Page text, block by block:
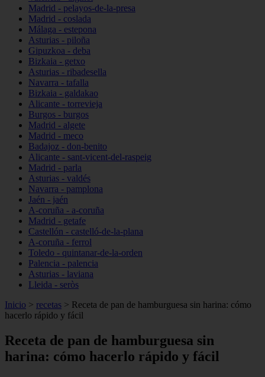
Madrid - pelayos-de-la-presa
Madrid - coslada
Málaga - estepona
Asturias - piloña
Gipuzkoa - deba
Bizkaia - getxo
Asturias - ribadesella
Navarra - tafalla
Bizkaia - galdakao
Alicante - torrevieja
Burgos - burgos
Madrid - algete
Madrid - meco
Badajoz - don-benito
Alicante - sant-vicent-del-raspeig
Madrid - parla
Asturias - valdés
Navarra - pamplona
Jaén - jaén
A-coruña - a-coruña
Madrid - getafe
Castellón - castelló-de-la-plana
A-coruña - ferrol
Toledo - quintanar-de-la-orden
Palencia - palencia
Asturias - laviana
Lleida - seròs
Inicio > recetas > Receta de pan de hamburguesa sin harina: cómo
hacerlo rápido y fácil
Receta de pan de hamburguesa sin
harina: cómo hacerlo rápido y fácil